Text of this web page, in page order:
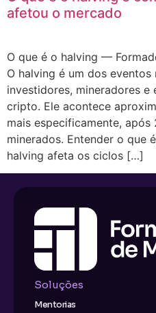
afetou o mercado
O que é o halving —
O halving é um dos eventos
investidores, mineradores e
cripto. Ele acontece
mais especificamente, após
minerados. Entender o que
halving afeta os ciclos […]
Soluções
Mentorias